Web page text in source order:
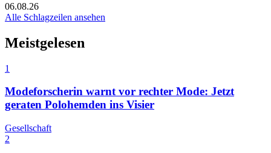
06.08.26
Alle Schlagzeilen ansehen
Meistgelesen
1
Modeforscherin warnt vor rechter Mode: Jetzt
geraten Polohemden ins Visier
Gesellschaft
2